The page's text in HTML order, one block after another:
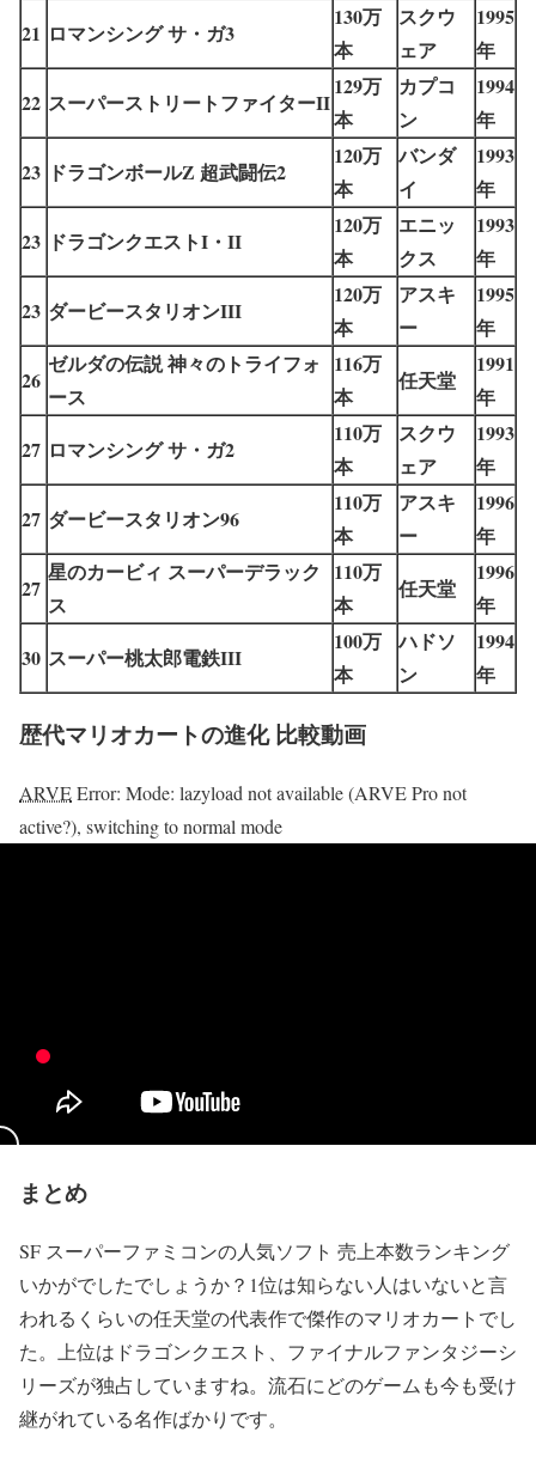
21 ロマンシング サ・ガ3
130万
本
スクウ
ェア
1995
年
22 スーパーストリートファイターII
129万
本
カプコ
ン
1994
年
23 ドラゴンボールZ 超武闘伝2
120万
本
バンダ
イ
1993
年
23 ドラゴンクエストI・II
120万
本
エニッ
クス
1993
年
23 ダービースタリオンIII
120万
本
アスキ
ー
1995
年
26
ゼルダの伝説 神々のトライフォ
ース
116万
本
任天堂
1991
年
27 ロマンシング サ・ガ2
110万
本
スクウ
ェア
1993
年
27 ダービースタリオン96
110万
本
アスキ
ー
1996
年
27
星のカービィ スーパーデラック
ス
110万
本
任天堂
1996
年
30 スーパー桃太郎電鉄III
100万
本
ハドソ
ン
1994
年
歴代マリオカートの進化 比較動画
ARVEError: Mode: lazyload not available (ARVE Pro not
active?), switching to normal mode
まとめ
SF スーパーファミコンの人気ソフト 売上本数ランキング
いかがでしたでしょうか？1位は知らない人はいないと言
われるくらいの任天堂の代表作で傑作のマリオカートでし
た。上位はドラゴンクエスト、ファイナルファンタジーシ
リーズが独占していますね。流石にどのゲームも今も受け
継がれている名作ばかりです。